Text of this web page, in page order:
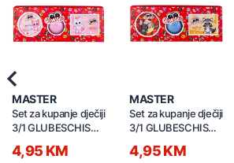
MASTER
Set za kupanje dječiji
3/1 GLUBESCHIS
4,95 KM
MASTER
Set za kupanje dječiji
3/1 GLUBESCHIS
4,95 KM
Previous